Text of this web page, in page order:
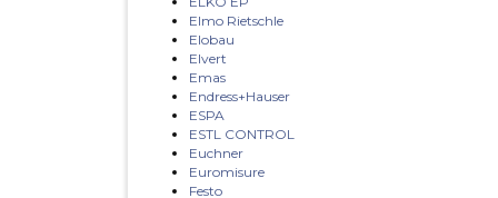
Elmo Rietschle
Elobau
Elvert
Emas
Endress+Hauser
ESPA
ESTL CONTROL
Euchner
Euromisure
Festo